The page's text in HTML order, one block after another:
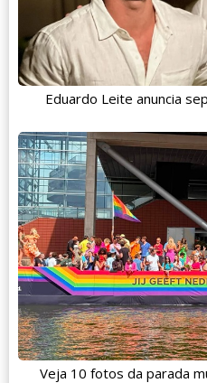
Eduardo Leite anuncia
Veja 10 fotos da parada